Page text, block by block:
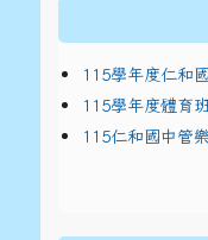
115學年度仁和
115學年度體育
115仁和國中管